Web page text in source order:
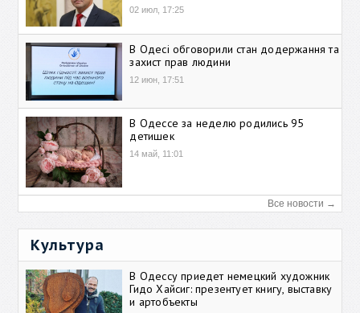
02 июл, 17:25
В Одесі обговорили стан додержання та
захист прав людини
12 июн, 17:51
В Одессе за неделю родились 95
детишек
14 май, 11:01
Все новости →
Культура
В Одессу приедет немецкий художник
Гидо Хайсиг: презентует книгу, выставку
и артобъекты